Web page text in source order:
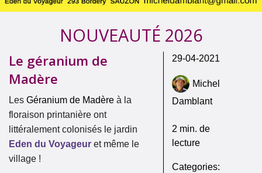
NOUVEAUTÉ 2026
Le géranium de
Madère
LesGéranium de Madère à la
floraison printanière ont
littéralement colonisés le jardin
Eden du Voyageur et même le
village !
29-04-2021
Michel
Damblant
2 min. de
lecture
Categories: